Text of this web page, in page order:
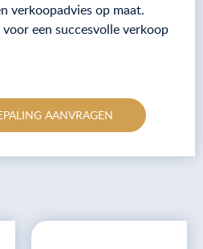
verkoopadvies op maat.
een succesvolle verkoop
AANVRAGEN